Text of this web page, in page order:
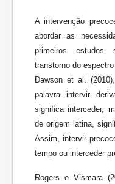
A intervenção
abordar as
primeiros estudos
transtorno do
Dawson et al.
palavra intervir
significa interceder,
de origem latina,
Assim, intervir
tempo ou interceder
Rogers e Vismara